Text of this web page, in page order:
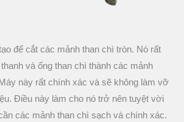
để cắt các mảnh than chì tròn. Nó rất
và ống than chì thành các mảnh
này rất chính xác và sẽ không làm vỡ
Điều này làm cho nó trở nên tuyệt vời
các mảnh than chì sạch và chính xác.